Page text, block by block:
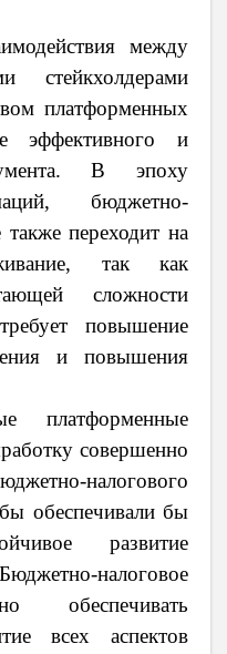
между
стейкхолдерами
платформенных
эффективного и
В эпоху
бюджетно-
также переходит на
так как
сложности
повышение
и повышения
платформенные
совершенно
налогового
обеспечивали бы
развитие
налоговое
обеспечивать
всех аспектов